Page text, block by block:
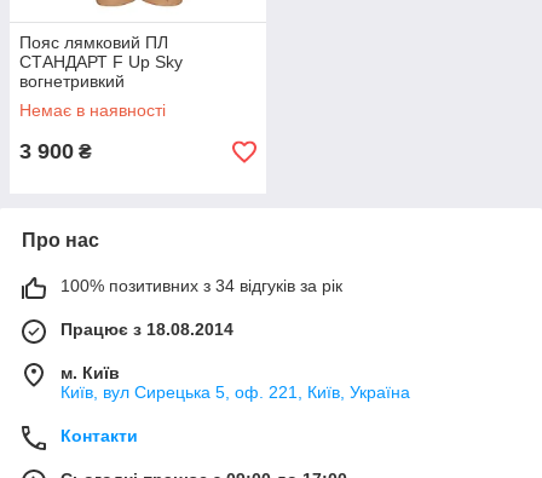
Пояс лямковий ПЛ
СТАНДАРТ F Up Sky
вогнетривкий
Немає в наявності
3 900 ₴
Про нас
100% позитивних з 34 відгуків за рік
Працює з 18.08.2014
м. Київ
Київ, вул Сирецька 5, оф. 221, Київ, Україна
Контакти